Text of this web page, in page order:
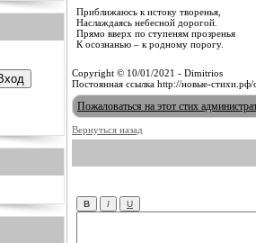
Приближаюсь к истоку творенья,
Наслаждаясь небесной дорогой.
Прямо вверх по ступеням прозренья
К осознанью – к родному порогу.
Copyright © 10/01/2021 - Dimitrios
Постоянная ссылка http://новые-
Пожаловаться на этот стих
Вернуться назад